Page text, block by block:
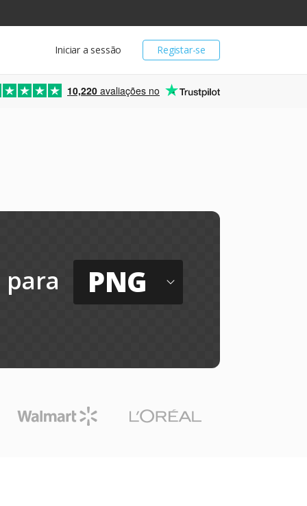
Registar-se
Iniciar a sessão
10,220 avaliações no
para PNG